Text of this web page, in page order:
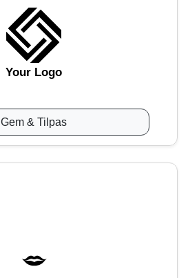
Your Logo
Gem & Tilpas